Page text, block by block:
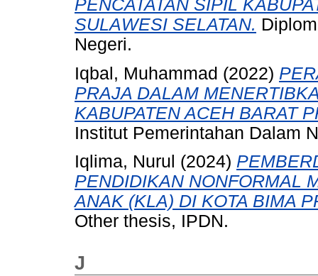
PENCATATAN SIPIL
SULAWESI SELATAN.
Negeri.
Iqbal, Muhammad (2022)
PRAJA DALAM
KABUPATEN ACEH BARAT
Institut Pemerintahan Dalam
Iqlima, Nurul (2024)
PENDIDIKAN NONFORMAL
ANAK (KLA) DI KOTA BIMA
Other thesis, IPDN.
J